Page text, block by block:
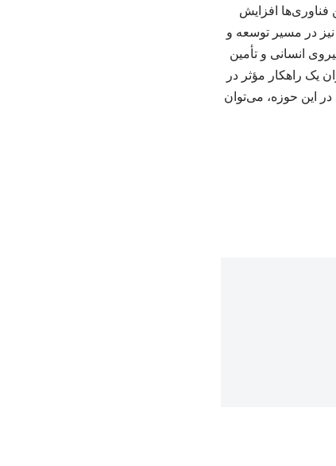
فناوری‌ها افزایش
در مسیر توسعه و
انسانی و تأمین
یک راهکار مؤثر در
این حوزه، می‌توان